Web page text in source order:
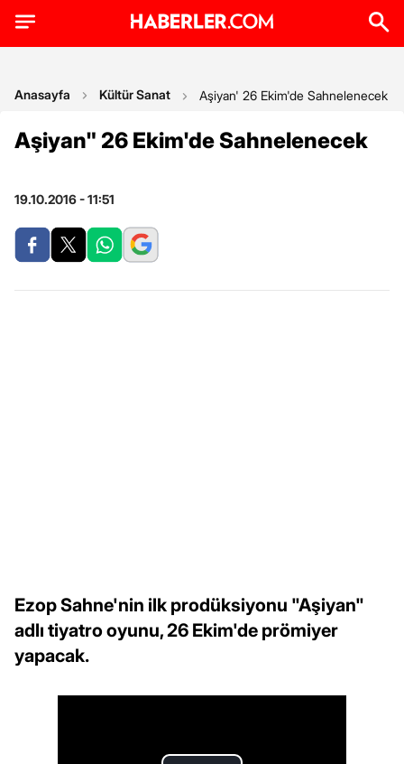
Anasayfa Kültür Sanat Aşiyan' 26 Ekim'de Sahnelenecek
Aşiyan" 26 Ekim'de Sahnelenecek
19.10.2016 - 11:51
Ezop Sahne'nin ilk prodüksiyonu "Aşiyan"
adlı tiyatro oyunu, 26 Ekim'de prömiyer
yapacak.